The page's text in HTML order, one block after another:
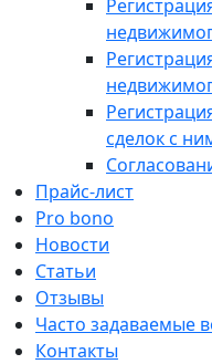
сделок с
Прайс-лист
Pro bono
Новости
Статьи
Отзывы
Часто задаваемые
Контакты